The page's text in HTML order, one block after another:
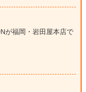
が福岡・岩田屋本店で